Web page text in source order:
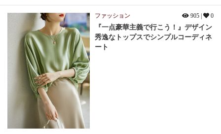
ファッション 905 | 0
『一点豪華主義で行こう！』デザイン
秀逸なトップスでシンプルコーディネ
ート